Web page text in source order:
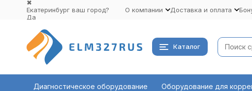
✖
Екатеринбург ваш город?
Да
О компании Доставка и оплата
Каталог
Диагностическое оборудование Оборудование для